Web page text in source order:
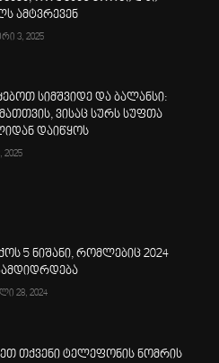
ამტვრევენ
3, 2025
სიმშვიდე და ბალანსი:
მათთვის, ვისაც სურს სუფთა
დაიწყოს
2025
5 ნიშანი, რომლებიც 2024
28, 2024
თქვენი ტელეფონის ნომრის